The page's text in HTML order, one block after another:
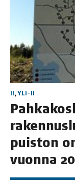
II, YLI-II
puis­ton
vuon­na